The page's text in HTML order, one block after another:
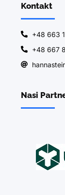
Kontakt
+48 663
+48 667
Nasi